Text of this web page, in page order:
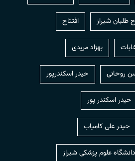
طلبان شیراز افتتاح
بهزاد مریدی
روحانی حيدر اسكندرپور
حیدر اسکندر پور
حیدر علی کامیاب
دانشگاه علوم پزشکی شیراز